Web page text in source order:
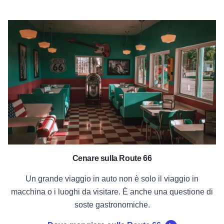
Cenare sulla Route 66
Un grande viaggio in auto non è solo il viaggio in
macchina o i luoghi da visitare. È anche una questione di
soste gastronomiche.
Dove mangiare sulla Route 66